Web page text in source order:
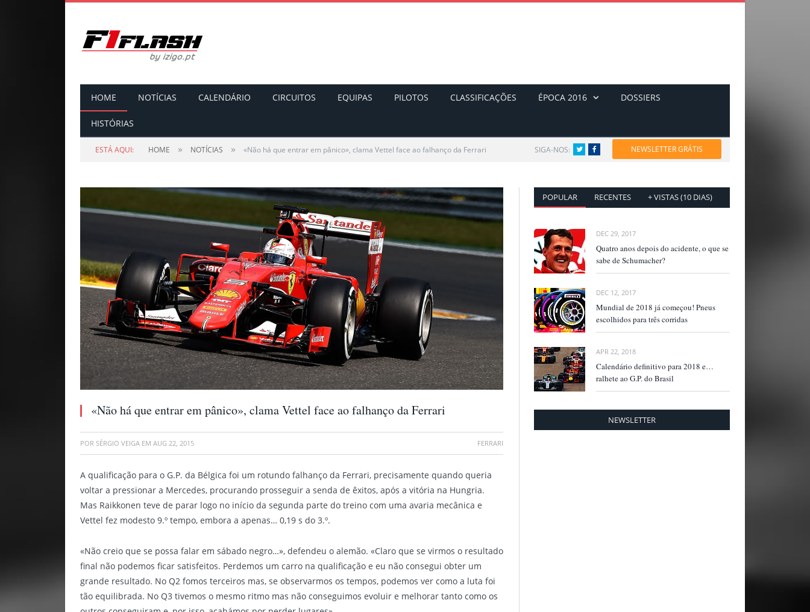
HOME NOTÍCIAS CALENDÁRIO CIRCUITOS EQUIPAS PILOTOS CLASSIFICAÇÕES ÉPOCA 2016 DOSSIERS
HISTÓRIAS
ESTÁ AQUI: HOME » NOTÍCIAS » «Não há que entrar em pânico», clama Vettel face ao falhanço da Ferrari SIGA-NOS: TwitterFacebook NEWSLETTER GRÁTIS
«Não há que entrar em pânico», clama Vettel face ao falhanço da Ferrari
POR SÉRGIO VEIGA EM AUG 22, 2015 FERRARI
A qualificação para o G.P. da Bélgica foi um rotundo falhanço da Ferrari, precisamente quando queria
voltar a pressionar a Mercedes, procurando prosseguir a senda de êxitos, após a vitória na Hungria.
Mas Raikkonen teve de parar logo no início da segunda parte do treino com uma avaria mecânica e
Vettel fez modesto 9.º tempo, embora a apenas… 0,19 s do 3.º.
«Não creio que se possa falar em sábado negro…», defendeu o alemão. «Claro que se virmos o resultado
final não podemos ficar satisfeitos. Perdemos um carro na qualificação e eu não consegui obter um
grande resultado. No Q2 fomos terceiros mas, se observarmos os tempos, podemos ver como a luta foi
tão equilibrada. No Q3 tivemos o mesmo ritmo mas não conseguimos evoluir e melhorar tanto como os
POPULAR RECENTES + VISTAS (10 DIAS)
DEC 29, 2017
Quatro anos depois do acidente, o que se
sabe de Schumacher?
DEC 12, 2017
Mundial de 2018 já começou! Pneus
escolhidos para três corridas
APR 22, 2018
Calendário definitivo para 2018 e…
ralhete ao G.P. do Brasil
NEWSLETTER